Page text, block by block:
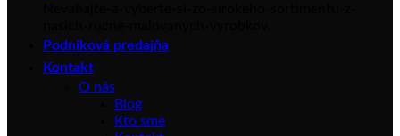
Podniková predajňa
Kontakt
O nás
Blog
Kto sme